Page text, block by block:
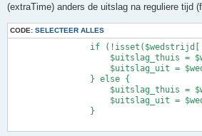
(extraTime) anders de uitslag na reguliere tijd
CODE: SELECTEER ALLES
if
$uitslag_thuis =
$uitslag_uit =
                } else {
$uitslag_thuis =
$uitslag_uit =
                }